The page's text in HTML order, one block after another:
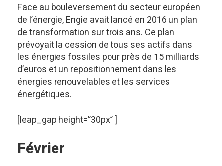
Face au bouleversement du secteur européen
de l’énergie, Engie avait lancé en 2016 un plan
de transformation sur trois ans. Ce plan
prévoyait la cession de tous ses actifs dans
les énergies fossiles pour près de 15 milliards
d’euros et un repositionnement dans les
énergies renouvelables et les services
énergétiques.
[leap_gap height=”30px” ]
Février